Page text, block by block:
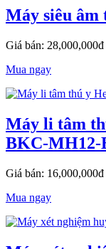
Máy siêu âm
Giá bán: 28,000,000đ
Mua ngay
Máy li tâm
BKC-MH12-
Giá bán: 16,000,000đ
Mua ngay